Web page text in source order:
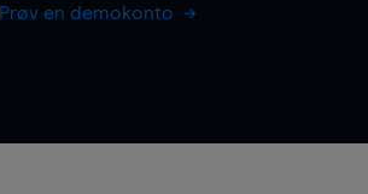
Prøv en demokonto